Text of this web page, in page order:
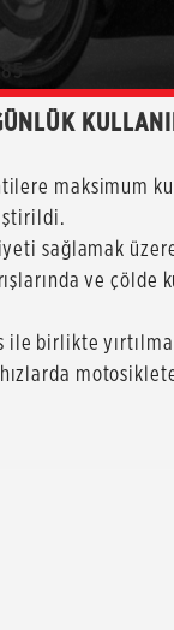
maksimum
sağlamak
ve
birlikte